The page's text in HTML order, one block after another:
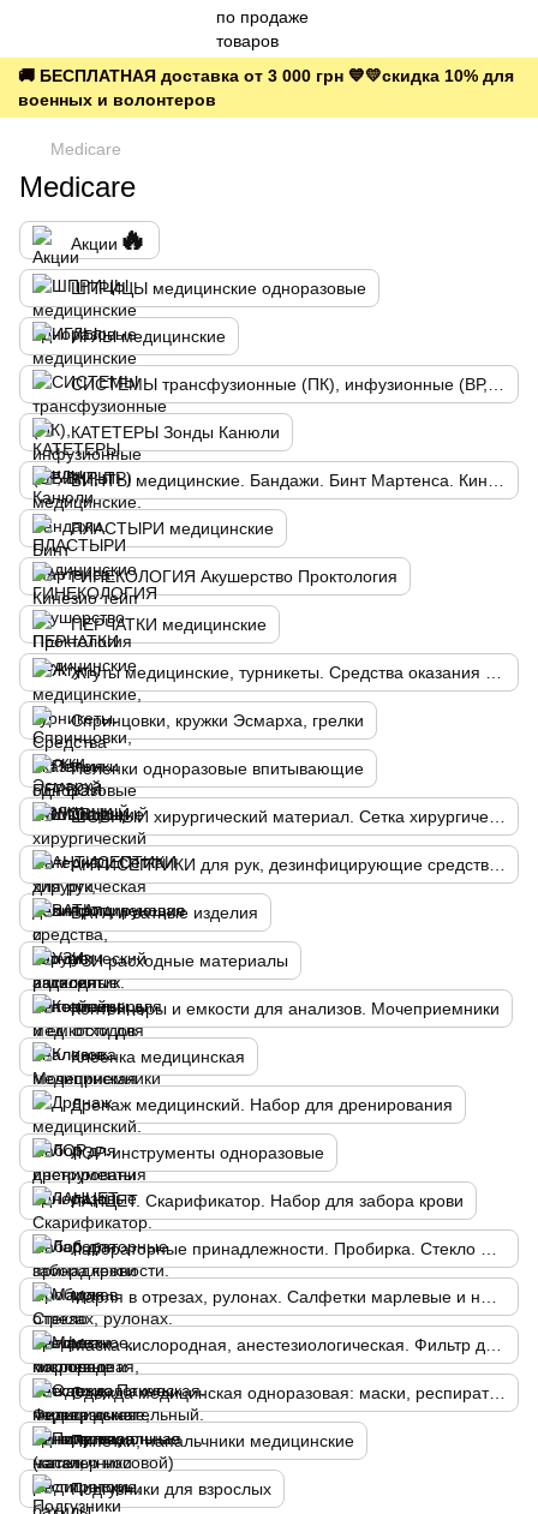
🚚 БЕСПЛАТНАЯ доставка от 3 000 грн 💙💛скидка 10% для
военных и волонтеров
Medicare
Medicare
Акции 🔥
ШПРИЦЫ медицинские одноразовые
ИГЛЫ медицинские
КАТЕТЕРЫ Зонды Канюли
ПЛАСТЫРИ медицинские
ГИНЕКОЛОГИЯ Акушерство Проктология
ПЕРЧАТКИ медицинские
Спринцовки, кружки Эсмарха, грелки
Пеленки одноразовые впитывающие
ВАТА и ватные изделия
УЗИ расходные материалы
Контейнеры и емкости для анализов. Мочеприемники
Клеенка медицинская
Дренаж медицинский. Набор для дренирования
ЛОР-инструменты одноразовые
ЛАНЦЕТ. Скарификатор. Набор для забора крови
Одежда медицинская одноразовая: маски, респираторы, бахилы, халаты, шапочки и т.п.
Пипетки, напальчники медицинские
Подгузники для взрослых